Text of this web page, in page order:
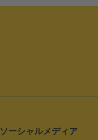
ソーシャルメディア